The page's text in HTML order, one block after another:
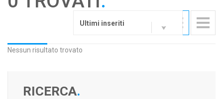
Ultimi inseriti
Nessun risultato trovato
RICERCA.